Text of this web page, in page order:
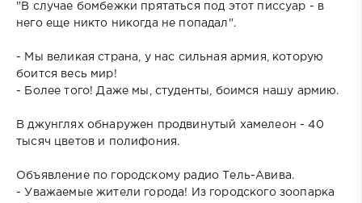
"В случае бомбежки прятаться под этот писсуар - в
него еще никто никогда не попадал".
- Мы великая страна, у нас сильная армия, которую
боится весь мир!
- Более того! Даже мы, студенты, боимся нашу армию.
В джунглях обнаружен продвинутый хамелеон - 40
тысяч цветов и полифония.
Объявление по городскому радио Тель-Авива.
- Уважаемые жители города! Из городского зоопарка